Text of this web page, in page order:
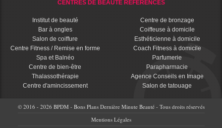
CENTRES DE BEAUTÉ RÉFÉRENCÉS
Institut de beauté
Bar à ongles
Salon de coiffure
Centre Fitness / Remise en forme
Spa et Balnéo
Centre de bien-être
Thalassothérapie
Centre d'amincissement
Centre de bronzage
Coiffeuse à domicile
Esthéticienne à domicile
Coach Fitness à domicile
Parfumerie
Parapharmacie
Agence Conseils en Image
Salon de tatouage
© 2016 - 2026 BPDM - Bons Plans Dernière Minute Beauté - Tous droits réservés
Mentions Légales